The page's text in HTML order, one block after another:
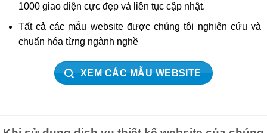
1000 giao diện cực đẹp và liên tục cập nhật.
Tất cả các mẫu website được chúng tôi nghiên cứu và
chuẩn hóa từng ngành nghề
XEM CÁC MẪU WEBSITE